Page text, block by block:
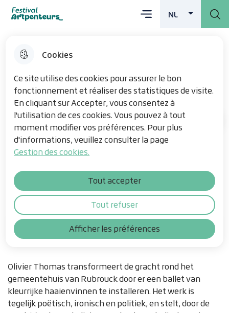
Cookies
Ce site utilise des cookies pour assurer le bon
fonctionnement et réaliser des statistiques de visite.
En cliquant sur Accepter, vous consentez à
l'utilisation de ces cookies. Vous pouvez à tout
moment modifier vos préférences. Pour plus
d'informations, veuillez consulter la page
Gestion des cookies.
Afficher les préférences
Tout accepter
Tout refuser
Skip
to
Overslaan en
naar de inhoud
Skip
to site
map
Festival Artpenteurs NL
DUTCH ACTIVE
Menu
Z.A.D Zone à Défendre
Home De kunstwerken
door Olivier Thomas - Gemeentehuis
van Rubrouck
Table of contents
Olivier Thomas transformeert de gracht rond het
gemeentehuis van Rubrouck door er een ballet van
kleurrijke haaienvinnen te installeren. Het werk is
tegelijk poëtisch, ironisch en politiek, en stelt, door de